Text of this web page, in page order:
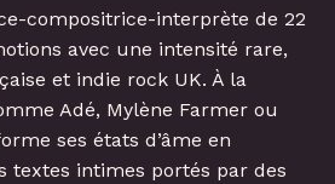
compositrice-interprète de 22
avec une intensité rare,
et indie rock UK. À la
Adé, Mylène Farmer ou
ses états d’âme en
textes intimes portés par des